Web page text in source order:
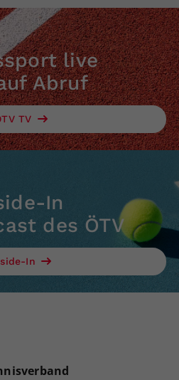
live
Abruf
TV
In
des ÖTV
In